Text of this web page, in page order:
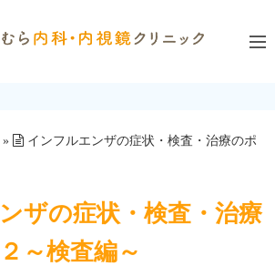
»
インフルエンザの症状・検査・治療のポ
ザの症状・検査・治療
～検査編～